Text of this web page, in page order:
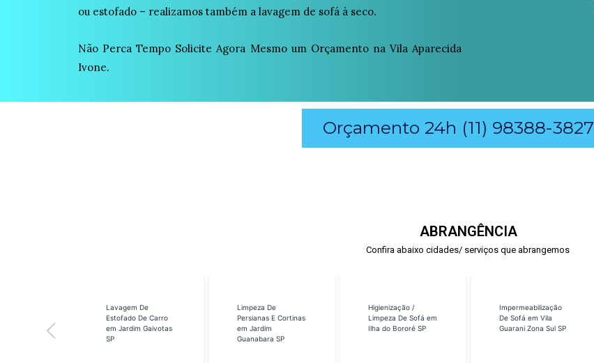
ou estofado – realizamos também a lavagem de sofá à seco.
Não Perca Tempo Solicite Agora Mesmo um Orçamento na Vila Aparecida
Ivone.
Orçamento 24h (11) 98388-3827
ABRANGÊNCIA
Confira abaixo cidades/ serviços que abrangemos
Lavagem De
Estofado De Carro
em Jardim Gaivotas
SP
Limpeza De
Persianas E Cortinas
em Jardim
Guanabara SP
Higienização /
Limpeza De Sofá em
Ilha do Bororé SP
Impermeabilização
De Sofá em Vila
Guarani Zona Sul SP